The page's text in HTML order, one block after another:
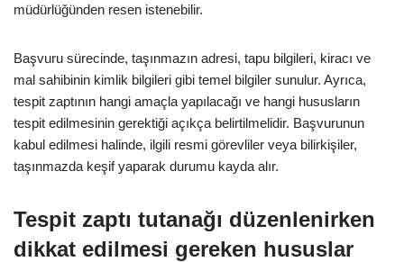
müdürlüğünden resen istenebilir.
Başvuru sürecinde, taşınmazın adresi, tapu bilgileri, kiracı ve
mal sahibinin kimlik bilgileri gibi temel bilgiler sunulur. Ayrıca,
tespit zaptının hangi amaçla yapılacağı ve hangi hususların
tespit edilmesinin gerektiği açıkça belirtilmelidir. Başvurunun
kabul edilmesi halinde, ilgili resmi görevliler veya bilirkişiler,
taşınmazda keşif yaparak durumu kayda alır.
Tespit zaptı tutanağı düzenlenirken
dikkat edilmesi gereken hususlar